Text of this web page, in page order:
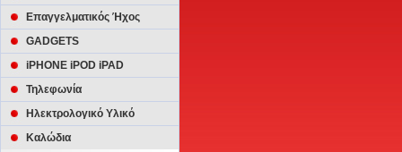
Επαγγελματικός Ήχος
GADGETS
iPHONE iPOD iPAD
Τηλεφωνία
Ηλεκτρολογικό Υλικό
Καλώδια